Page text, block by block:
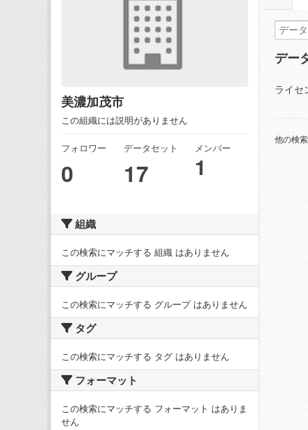
美濃加茂市
この組織には説明がありません
フォロワー
0
データセット
17
メンバー
1
組織
この検索にマッチする 組織 はありません
グループ
この検索にマッチする グループ はありません
タグ
この検索にマッチする タグ はありません
フォーマット
この検索にマッチする フォーマット はありま
せん
デー
ライセ
他の検